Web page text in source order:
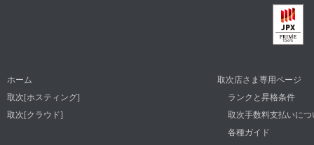
ホーム
取次[ホスティング]
取次[クラウド]
取次店さま専用ページ
ランクと昇格条件
取次手数料支払いにつ
各種ガイド